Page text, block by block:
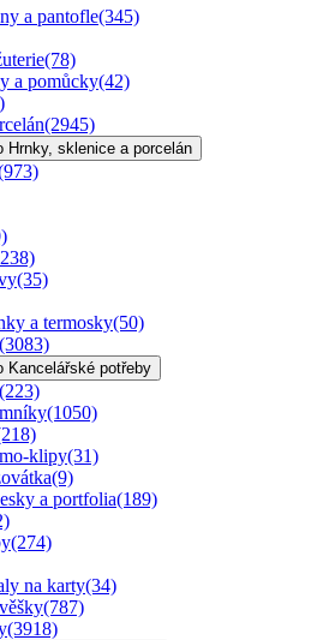
a pantofle(345)
(78)
a pomůcky(42)
(2945)
Hrnky, sklenice a porcelán
(35)
a termosky(50)
(3083)
Kancelářské potřeby
(223)
(1050)
klipy(31)
(9)
a portfolia(189)
(274)
na karty(34)
(787)
(3918)